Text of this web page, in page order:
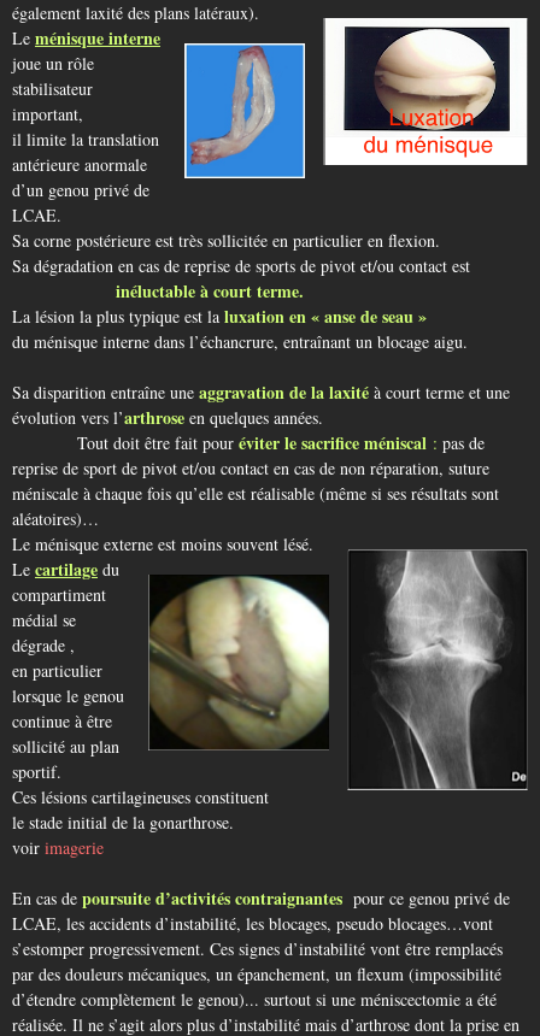
également laxité des plans latéraux).
Le ménisque interne
joue un rôle
stabilisateur
important,
il limite la translation
antérieure anormale
d’un genou privé de
LCAE.
Sa corne postérieure est très sollicitée en particulier en flexion.
Sa dégradation en cas de reprise de sports de pivot et/ou contact est
inéluctable à court terme.
La lésion la plus typique est la luxation en « anse de seau »
du ménisque interne dans l’échancrure, entraînant un blocage aigu.
Sa disparition entraîne une aggravation de la laxité à court terme et une
évolution vers l’arthrose en quelques années.
Tout doit être fait pour éviter le sacrifice méniscal : pas de
reprise de sport de pivot et/ou contact en cas de non réparation, suture
méniscale à chaque fois qu’elle est réalisable (même si ses résultats sont
aléatoires)…
Le ménisque externe est moins souvent lésé.
Le cartilage du
compartiment
médial se
dégrade ,
en particulier
lorsque le genou
continue à être
sollicité au plan
sportif.
Ces lésions cartilagineuses constituent
le stade initial de la gonarthrose.
voir imagerie
En cas de poursuite d’activités contraignantes pour ce genou privé de
LCAE, les accidents d’instabilité, les blocages, pseudo blocages…vont
s’estomper progressivement. Ces signes d’instabilité vont être remplacés
par des douleurs mécaniques, un épanchement, un flexum (impossibilité
d’étendre complètement le genou)... surtout si une méniscectomie a été
réalisée. Il ne s’agit alors plus d’instabilité mais d’arthrose dont la prise en